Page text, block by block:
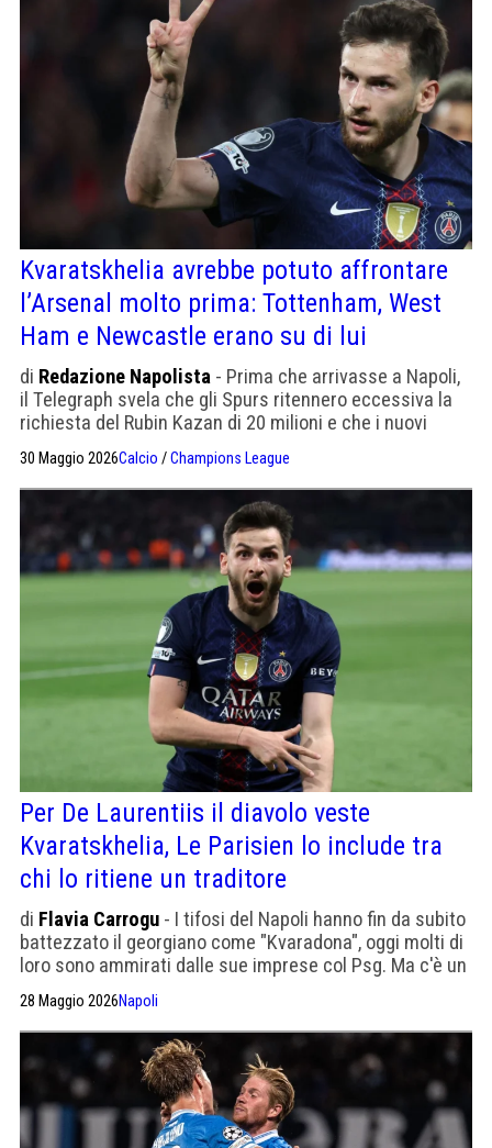
Kvaratskhelia avrebbe potuto affrontare
l’Arsenal molto prima: Tottenham, West
Ham e Newcastle erano su di lui
di Redazione Napolista - Prima che arrivasse a Napoli,
il Telegraph svela che gli Spurs ritennero eccessiva la
richiesta del Rubin Kazan di 20 milioni e che i nuovi
aver mai presentato un'offerta.
30 Maggio 2026Calcio /Champions League
Per De Laurentiis il diavolo veste
Kvaratskhelia, Le Parisien lo include tra
chi lo ritiene un traditore
di Flavia Carrogu - I tifosi del Napoli hanno fin da subito
battezzato il georgiano come "Kvaradona", oggi molti di
loro sono ammirati dalle sue imprese col Psg. Ma c'è un
28 Maggio 2026Napoli